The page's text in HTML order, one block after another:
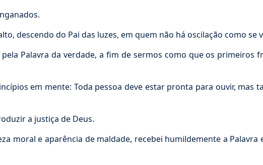
descendo do Pai das luzes, em quem não há oscilação como se
Palavra da verdade, a fim de sermos como que os primeiros
em mente: Toda pessoa deve estar pronta para ouvir, mas
a justiça de Deus.
moral e aparência de maldade, recebei humildemente a Palavra